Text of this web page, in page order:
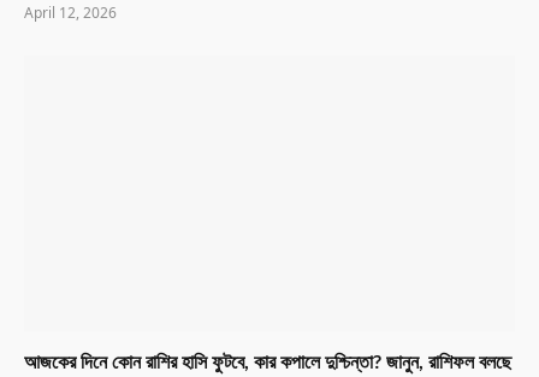
April 12, 2026
আজকের দিনে কোন রাশির হাসি ফুটবে, কার কপালে দুশ্চিন্তা? জানুন, রাশিফল বলছে